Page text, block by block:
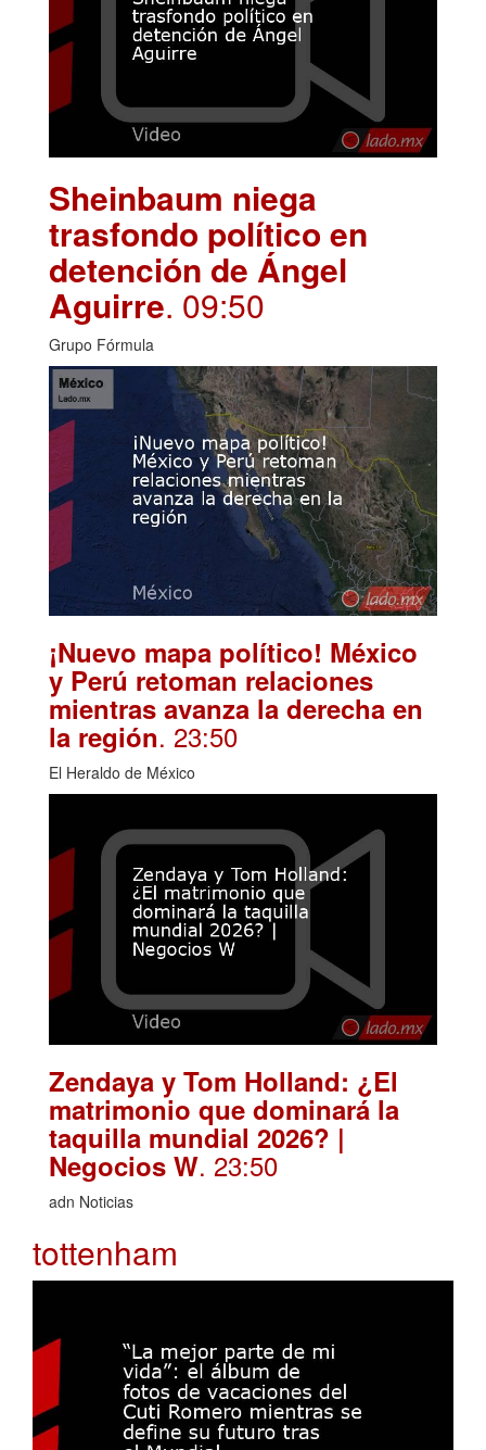
Sheinbaum niega
trasfondo político en
detención de Ángel
Aguirre. 09:50
Grupo Fórmula
¡Nuevo mapa político! México
y Perú retoman relaciones
mientras avanza la derecha en
la región. 23:50
El Heraldo de México
Zendaya y Tom Holland: ¿El
matrimonio que dominará la
taquilla mundial 2026? |
Negocios W. 23:50
adn Noticias
tottenham